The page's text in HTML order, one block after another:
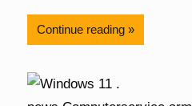
Continue reading